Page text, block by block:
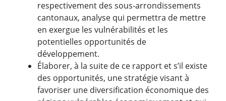
respectivement des sous-arrondissements
cantonaux, analyse qui permettra de mettre
en exergue les vulnérabilités et les
potentielles opportunités de
développement.
Élaborer, à la suite de ce rapport et s’il existe
des opportunités, une stratégie visant à
favoriser une diversification économique des